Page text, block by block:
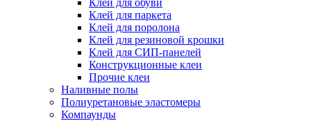
Клей для обуви
Клей для паркета
Клей для поролона
Клей для резиновой крошки
Клей для СИП-панелей
Конструкционные клеи
Прочие клеи
Наливные полы
Полиуретановые эластомеры
Компаунды